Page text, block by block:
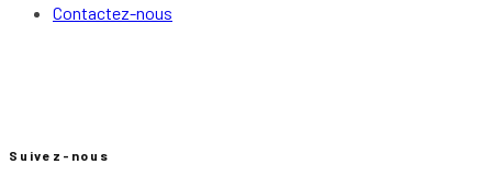
Contactez-nous
Suivez-nous